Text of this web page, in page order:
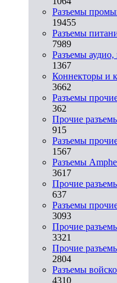
Разъeмы
19455
Разъeмы
7989
Разъeмы аудио,
1367
Коннекторы и
3662
Разъeмы
362
Прочие
915
Разъемы
1567
Разъемы
3617
Прочие
637
Разъемы
3093
Прочие
3321
Прочие
2804
Разъемы
4310